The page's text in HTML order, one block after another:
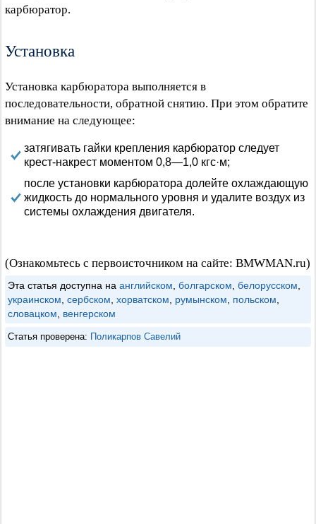
карбюратор.
Установка
Установка карбюратора выполняется в
последовательности, обратной снятию. При этом обратите
внимание на следующее:
затягивать гайки крепления карбюратор следует
крест-накрест моментом 0,8—1,0 кгс·м;
после установки карбюратора долейте охлаждающую
жидкость до нормального уровня и удалите воздух из
системы охлаждения двигателя.
(Ознакомьтесь с первоисточником на сайте: BMWMAN.ru)
Эта статья доступна на английском болгарском белорусском
украинском сербском хорватском румынском польском
словацком
венгерском
Статья проверена: Поликарпов Савелий